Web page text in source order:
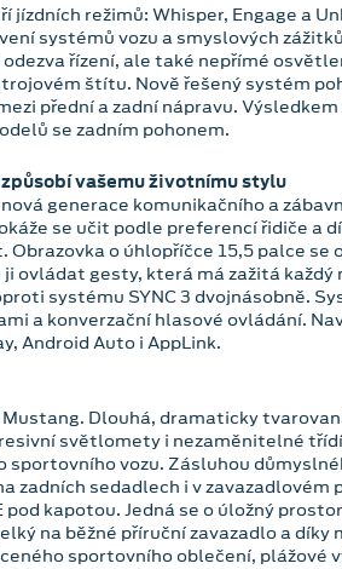
jízdních režimů: Whisper, Engage a
systémů vozu a smyslových
řízení, ale také nepřímé
štítu. Nově řešený systém
přední a zadní nápravu.
se zadním pohonem.
vašemu životnímu stylu
generace komunikačního a
se učit podle preferencí řidiče a
o úhlopříčce 15,5 palce se
ovládat gesty, která má zažitá
systému SYNC 3 dvojnásobně.
a konverzační hlasové ovládání.
Android Auto i AppLink.
Dlouhá, dramaticky
světlomety i nezaměnitelné
sportovního vozu. Zásluhou
zadních sedadlech i v zavazadlovém
kapotou. Jedná se o úložný
na běžné příruční zavazadlo a díky
sportovního oblečení, plážové